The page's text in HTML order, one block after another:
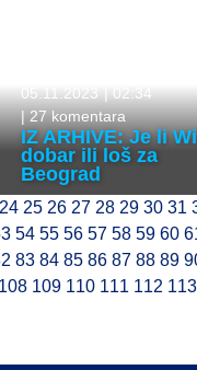
05.11.2023 |02:34
|27 komentara
IZ ARHIVE: Je li
dobar ili loš za
Beograd
24 25 26 27 28 29 30 31
54 55 56 57 58 59 60
83 84 85 86 87 88 89
108 109 110 111 112 113